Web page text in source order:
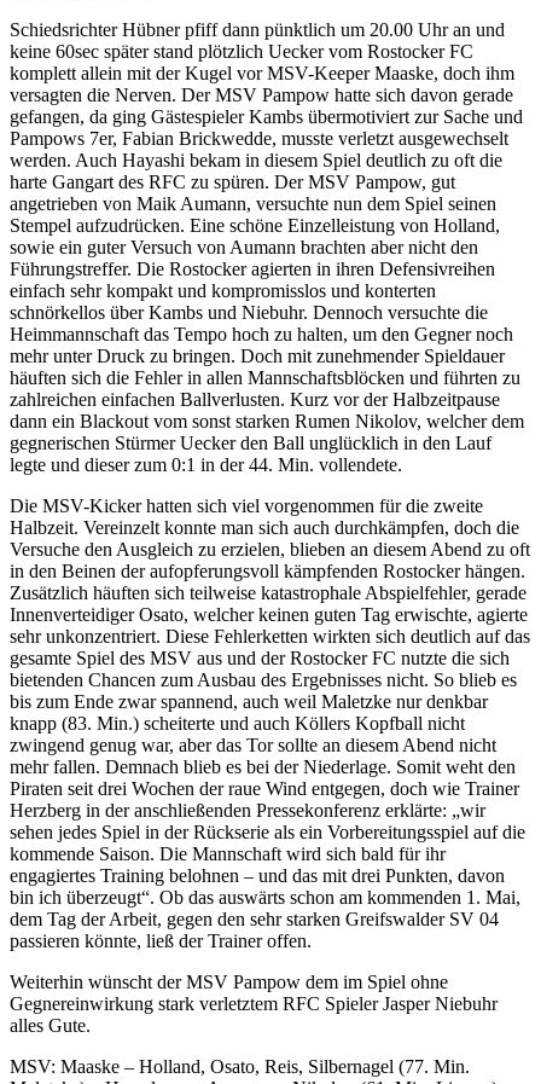
Schiedsrichter Hübner pfiff dann pünktlich um 20.00 Uhr an und
keine 60sec später stand plötzlich Uecker vom Rostocker FC
komplett allein mit der Kugel vor MSV-Keeper Maaske, doch ihm
versagten die Nerven. Der MSV Pampow hatte sich davon gerade
gefangen, da ging Gästespieler Kambs übermotiviert zur Sache und
Pampows 7er, Fabian Brickwedde, musste verletzt ausgewechselt
werden. Auch Hayashi bekam in diesem Spiel deutlich zu oft die
harte Gangart des RFC zu spüren. Der MSV Pampow, gut
angetrieben von Maik Aumann, versuchte nun dem Spiel seinen
Stempel aufzudrücken. Eine schöne Einzelleistung von Holland,
sowie ein guter Versuch von Aumann brachten aber nicht den
Führungstreffer. Die Rostocker agierten in ihren Defensivreihen
einfach sehr kompakt und kompromisslos und konterten
schnörkellos über Kambs und Niebuhr. Dennoch versuchte die
Heimmannschaft das Tempo hoch zu halten, um den Gegner noch
mehr unter Druck zu bringen. Doch mit zunehmender Spieldauer
häuften sich die Fehler in allen Mannschaftsblöcken und führten zu
zahlreichen einfachen Ballverlusten. Kurz vor der Halbzeitpause
dann ein Blackout vom sonst starken Rumen Nikolov, welcher dem
gegnerischen Stürmer Uecker den Ball unglücklich in den Lauf
legte und dieser zum 0:1 in der 44. Min. vollendete.
Die MSV-Kicker hatten sich viel vorgenommen für die zweite
Halbzeit. Vereinzelt konnte man sich auch durchkämpfen, doch die
Versuche den Ausgleich zu erzielen, blieben an diesem Abend zu oft
in den Beinen der aufopferungsvoll kämpfenden Rostocker hängen.
Zusätzlich häuften sich teilweise katastrophale Abspielfehler, gerade
Innenverteidiger Osato, welcher keinen guten Tag erwischte, agierte
sehr unkonzentriert. Diese Fehlerketten wirkten sich deutlich auf das
gesamte Spiel des MSV aus und der Rostocker FC nutzte die sich
bietenden Chancen zum Ausbau des Ergebnisses nicht. So blieb es
bis zum Ende zwar spannend, auch weil Maletzke nur denkbar
knapp (83. Min.) scheiterte und auch Köllers Kopfball nicht
zwingend genug war, aber das Tor sollte an diesem Abend nicht
mehr fallen. Demnach blieb es bei der Niederlage. Somit weht den
Piraten seit drei Wochen der raue Wind entgegen, doch wie Trainer
Herzberg in der anschließenden Pressekonferenz erklärte: „wir
sehen jedes Spiel in der Rückserie als ein Vorbereitungsspiel auf die
kommende Saison. Die Mannschaft wird sich bald für ihr
engagiertes Training belohnen – und das mit drei Punkten, davon
bin ich überzeugt“. Ob das auswärts schon am kommenden 1. Mai,
dem Tag der Arbeit, gegen den sehr starken Greifswalder SV 04
passieren könnte, ließ der Trainer offen.
Weiterhin wünscht der MSV Pampow dem im Spiel ohne
Gegnereinwirkung stark verletztem RFC Spieler Jasper Niebuhr
alles Gute.
MSV: Maaske – Holland, Osato, Reis, Silbernagel (77. Min.